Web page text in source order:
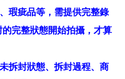
瑕疵品等，需提供完整錄
完整狀態開始拍攝，才算
拆封狀態、拆封過程、商